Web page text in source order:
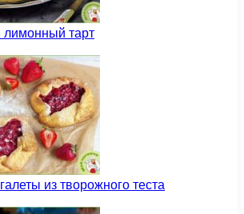
лимонный тарт
из творожного теста